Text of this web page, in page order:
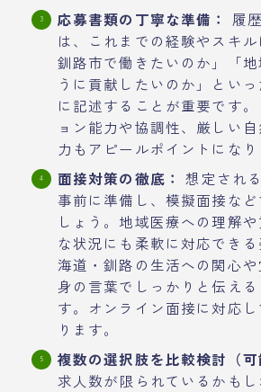
応募書類の丁寧な準備：
履
は、これまでの経験やスキ
釧路市で働きたいのか」「
うに貢献したいのか」とい
に記述することが重要です
ョン能力や協調性、厳しい
力もアピールポイントになり
面接対策の徹底： 想定され
事前に準備し、模擬面接な
しょう。地域医療への理解
な状況にも柔軟に対応でき
海道・釧路の生活への関心
身の言葉でしっかりと伝え
す。オンライン面接に対応
ります。
複数の選択肢を比較検討（可
求人数が限られているかも